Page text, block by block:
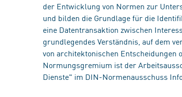
der Entwicklung von Normen zur
und bilden die Grundlage für die
eine Datentransaktion zwischen
grundlegendes Verständnis, auf dem
von architektonischen Entscheidungen
Normungsgremium ist der
Dienste" im DIN-Normenausschuss